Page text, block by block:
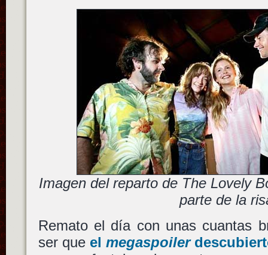
Imagen del reparto de The Lovely
parte de la
Remato el día con unas cuantas
ser que el megaspoiler